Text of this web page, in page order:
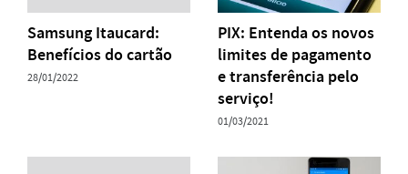
Samsung Itaucard:
Benefícios do cartão
28/01/2022
PIX: Entenda os novos
limites de pagamento
e transferência pelo
serviço!
01/03/2021